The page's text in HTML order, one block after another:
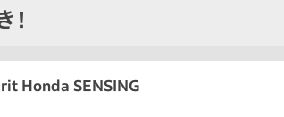
！
Honda SENSING